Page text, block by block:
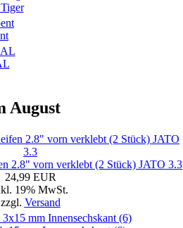
August
2.8" vorn verklebt (2 Stück) JATO 3.3
24,99 EUR
19% MwSt.
zzgl. Versand